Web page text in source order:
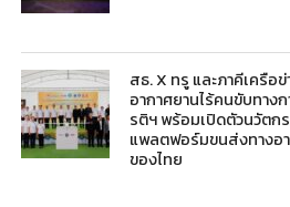
สธ. X ทรู และภาคีเครือ
อากาศยานไร้คนขับทาง
รติฯ พร้อมเปิดตัวนวัตก
แพลตฟอร์มขนส่งทางอ
ของไทย